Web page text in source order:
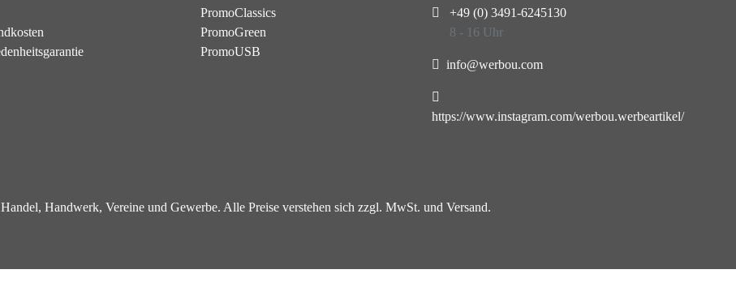
PromoClassics
PromoGreen
PromoUSB
+49 (0) 3491-6245130
8 - 16 Uhr
info@werbou.com
https://www.instagram.com/werbou.werbeartikel/
Handwerk, Vereine und Gewerbe. Alle Preise verstehen sich zzgl. MwSt. und Versand.